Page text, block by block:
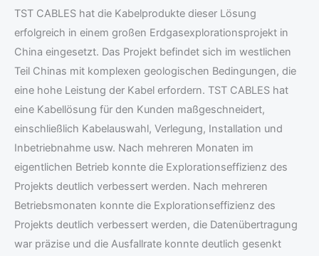
TST CABLES hat die Kabelprodukte dieser Lösung
erfolgreich in einem großen Erdgasexplorationsprojekt in
China eingesetzt. Das Projekt befindet sich im westlichen
Teil Chinas mit komplexen geologischen Bedingungen, die
eine hohe Leistung der Kabel erfordern. TST CABLES hat
eine Kabellösung für den Kunden maßgeschneidert,
einschließlich Kabelauswahl, Verlegung, Installation und
Inbetriebnahme usw. Nach mehreren Monaten im
eigentlichen Betrieb konnte die Explorationseffizienz des
Projekts deutlich verbessert werden. Nach mehreren
Betriebsmonaten konnte die Explorationseffizienz des
Projekts deutlich verbessert werden, die Datenübertragung
war präzise und die Ausfallrate konnte deutlich gesenkt